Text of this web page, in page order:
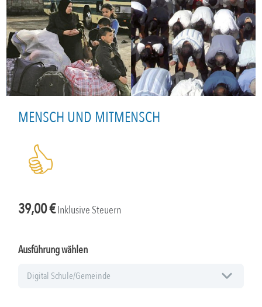
MENSCH UND MITMENSCH
39,00€Inklusive Steuern
Ausführung wählen